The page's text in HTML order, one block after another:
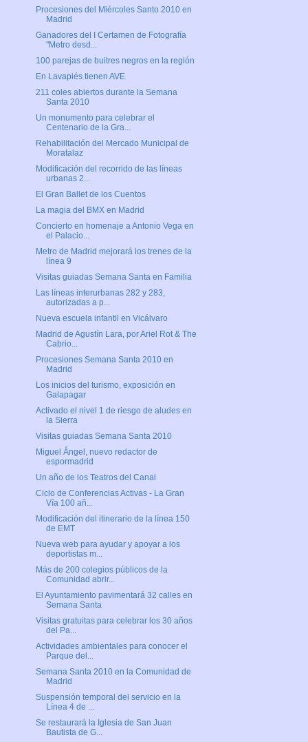
Procesiones del Miércoles Santo 2010 en
Madrid
Ganadores del I Certamen de Fotografía
"Metro desd...
100 parejas de buitres negros en la región
En Lavapiés tienen AVE
211 coles abiertos durante la Semana
Santa 2010
Un monumento para celebrar el
Centenario de la Gra...
Rehabilitación del Mercado Municipal de
Moratalaz
Modificación del recorrido de las líneas
urbanas 2...
El Gran Ballet de los Cuentos
La magia del BMX en Madrid
Concierto en homenaje a Antonio Vega en
el Palacio...
Metro de Madrid mejorará los trenes de la
línea 9
Visitas guiadas Semana Santa en Familia
Las líneas interurbanas 282 y 283,
autorizadas a p...
Nueva escuela infantil en Vicálvaro
Madrid de Agustín Lara, por Ariel Rot & The
Cabrio...
Procesiones Semana Santa 2010 en
Madrid
Los inicios del turismo, exposición en
Galapagar
Activado el nivel 1 de riesgo de aludes en
la Sierra
Visitas guiadas Semana Santa 2010
Miguel Ángel, nuevo redactor de
espormadrid
Un año de los Teatros del Canal
Ciclo de Conferencias Activas - La Gran
Vía 100 añ...
Modificación del itinerario de la línea 150
de EMT
Nueva web para ayudar y apoyar a los
deportistas m...
Más de 200 colegios públicos de la
Comunidad abrir...
El Ayuntamiento pavimentará 32 calles en
Semana Santa
Visitas gratuitas para celebrar los 30 años
del Pa...
Actividades ambientales para conocer el
Parque del...
Semana Santa 2010 en la Comunidad de
Madrid
Suspensión temporal del servicio en la
Línea 4 de ...
Se restaurará la Iglesia de San Juan
Bautista de G...